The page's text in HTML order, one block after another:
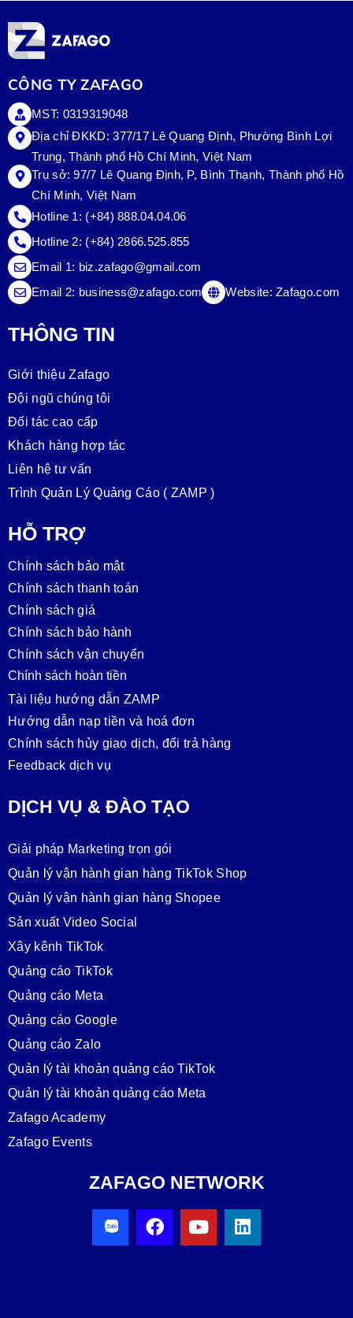
CÔNG TY ZAFAGO
MST: 0319319048
Địa chỉ ĐKKD: 377/17 Lê Quang Định, Phường Bình Lợi
Trung, Thành phố Hồ Chí Minh, Việt Nam
Trụ sở:97/7 Lê Quang Định, P, Bình Thạnh, Thành phố Hồ
Chí Minh, Việt Nam
Hotline 1: (+84) 888.04.04.06
Hotline 2: (+84) 2866.525.855
Email 1: biz.zafago@gmail.com
Email 2: business@zafago.com Website:Zafago.com
THÔNG TIN
Giới thiệu Zafago
Đội ngũ chúng tôi
Đối tác cao cấp
Khách hàng hợp tác
Liên hệ tư vấn
Trình Quản Lý Quảng Cáo ( ZAMP )
HỖ TRỢ
Chính sách bảo mật
Chính sách thanh toán
Chính sách giá
Chính sách bảo hành
Chính sách vận chuyển
Chính sách hoàn tiền
Tài liệu hướng dẫn ZAMP
Hướng dẫn nạp tiền và hoá đơn
Chính sách hủy giao dịch, đổi trả hàng
Feedback dịch vụ
DỊCH VỤ & ĐÀO TẠO
Giải pháp Marketing trọn gói
Quản lý vận hành gian hàng TikTok Shop
Quản lý vận hành gian hàng Shopee
Sản xuất Video Social
Xây kênh TikTok
Quảng cáo TikTok
Quảng cáo Meta
Quảng cáo Google
Quảng cáo Zalo
Quản lý tài khoản quảng cáo TikTok
Quản lý tài khoản quảng cáo Meta
Zafago Academy
Zafago Events
ZAFAGO NETWORK